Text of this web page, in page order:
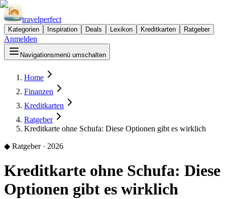
travelperfect
Kategorien Inspiration Deals Lexikon Kreditkarten Ratgeber
Anmelden
Navigationsmenü umschalten
Home
Finanzen
Kreditkarten
Ratgeber
Kreditkarte ohne Schufa: Diese Optionen gibt es wirklich
◆ Ratgeber · 2026
Kreditkarte ohne Schufa: Diese
Optionen gibt es wirklich